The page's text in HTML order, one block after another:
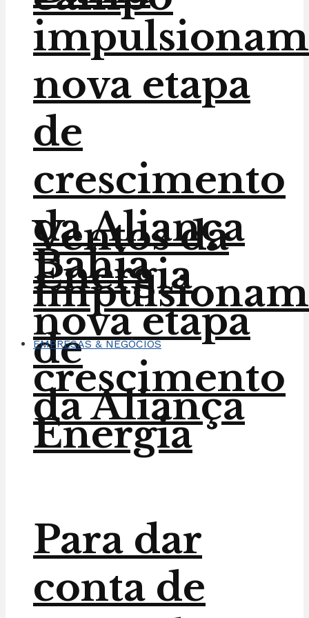
Ventos da
Bahia
impulsionam
nova etapa
de
crescimento
da Aliança
Energia
impulsionam
nova etapa
de
crescimento
da Aliança
Energia
EMPRESAS & NEGÓCIOS
Para dar
conta de